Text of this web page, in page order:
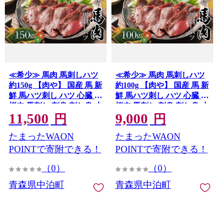
≪希少≫ 馬肉 馬刺しハツ
約150g 【肉や】 国産 馬 新
鮮 馬ハツ刺し ハツ 心臓 肉
桜肉 馬刺し 刺身 刺し身 小
分け おすすめ 青森県 中泊
町 F6N-341
11,500 円
たまったWAON
POINTで寄附できる！
（0）
青森県中泊町
≪希少≫ 馬肉 馬刺しハツ
約100g 【肉や】 国産 馬 新
鮮 馬ハツ刺し ハツ 心臓 肉
桜肉 馬刺し 刺身 刺し身 小
分け おすすめ 青森県 中泊
町 F6N-340
9,000 円
たまったWAON
POINTで寄附できる！
（0）
青森県中泊町